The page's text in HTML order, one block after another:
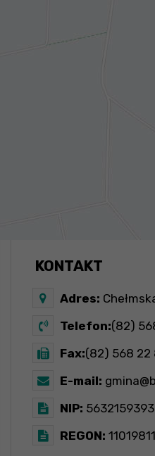
KONTAKT
Adres:
Telefon:(82)
Fax:(82) 568 22
E-mail:
NIP: 5632159393
REGON: